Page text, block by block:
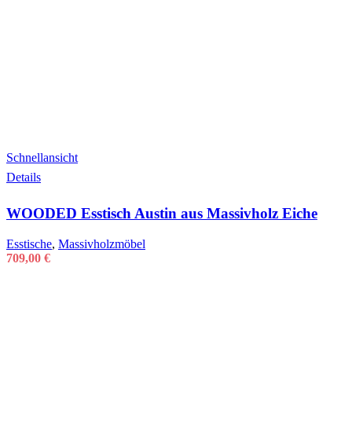
Schnellansicht
Details
WOODED Esstisch Austin aus Massivholz Eiche
Esstische, Massivholzmöbel
709,00 €